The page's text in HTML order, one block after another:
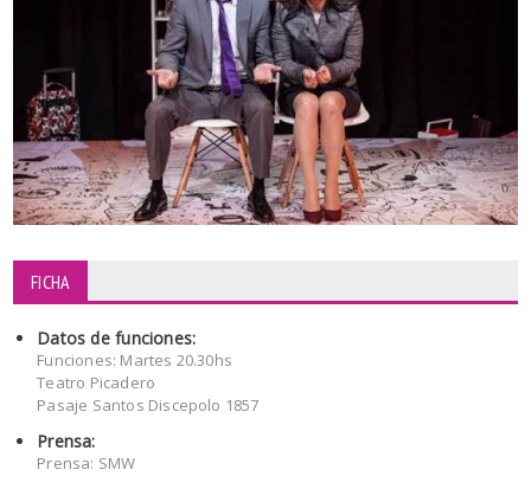
FICHA
Datos de funciones:
Funciones: Martes 20.30hs
Teatro Picadero
Pasaje Santos Discepolo 1857
Prensa:
Prensa: SMW